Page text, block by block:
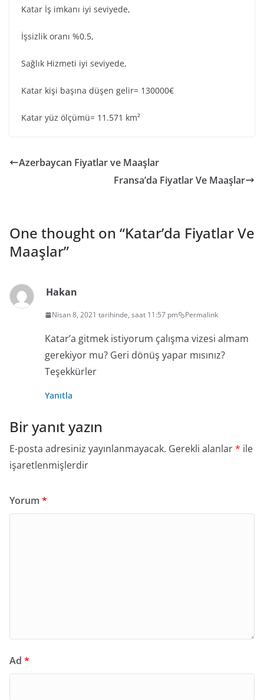
Katar İş imkanı iyi seviyede,
İşsizlik oranı %0.5,
Sağlık Hizmeti iyi seviyede,
Katar kişi başına düşen gelir= 130000€
Katar yüz ölçümü= 11.571 km²
Azerbaycan Fiyatlar ve Maaşlar
Fransa’da Fiyatlar Ve Maaşlar
One thought on “Katar’da Fiyatlar Ve
Maaşlar”
Hakan
Nisan 8, 2021 tarihinde, saat 11:57 pm Permalink
Katar’a gitmek istiyorum çalışma vizesi almam
gerekiyor mu? Geri dönüş yapar mısınız?
Teşekkürler
Yanıtla
Bir yanıt yazın
E-posta adresiniz yayınlanmayacak. Gerekli alanlar* ile
işaretlenmişlerdir
Yorum *
Ad *